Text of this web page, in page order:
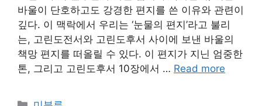
바울이 단호하고도 강경한 편지를 쓴 이유와 관련이
깊다. 이 맥락에서 우리는 ‘눈물의 편지’라고 불리
는, 고린도전서와 고린도후서 사이에 보낸 바울의
책망 편지를 떠올릴 수 있다. 이 편지가 지닌 엄중한
톤, 그리고 고린도후서 10장에서 … Read more
Categories